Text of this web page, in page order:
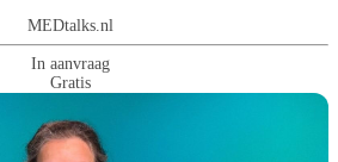
MEDtalks.nl
In aanvraag
Gratis